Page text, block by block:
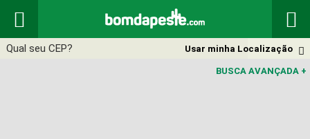
 

Usar minha Localização
BUSCA AVANÇADA +